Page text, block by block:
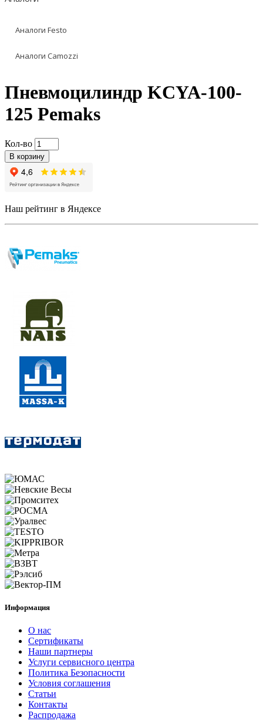
Аналоги Festo
Аналоги Camozzi
Пневмоцилиндр KCYA-100-
125 Pemaks
Кол-во
В корзину
Наш рейтинг в Яндексе
Информация
О нас
Сертификаты
Наши партнеры
Услуги сервисного центра
Политика Безопасности
Условия соглашения
Статьи
Контакты
Распродажа